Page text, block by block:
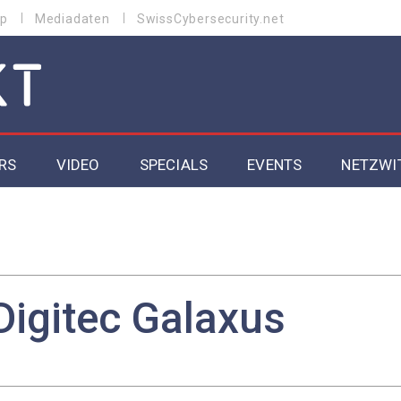
Mediadaten SwissCybersecurity.net
VIDEO SPECIALS
Cloud & Managed Services 2026
EVENTS
Galaxus